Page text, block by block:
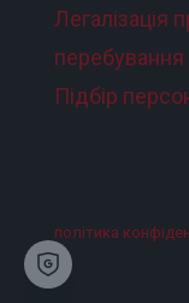
Легалізація
перебування
Підбір
політика